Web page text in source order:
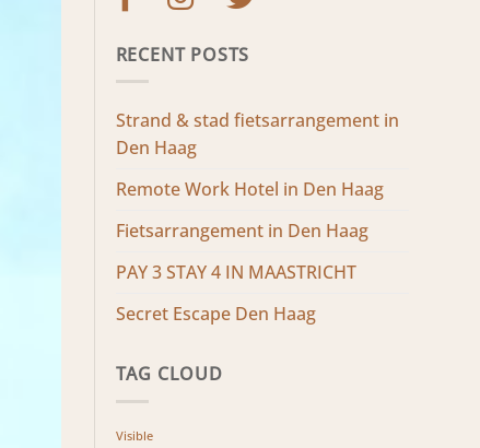
RECENT POSTS
Strand & stad fietsarrangement in
Den Haag
Remote Work Hotel in Den Haag
Fietsarrangement in Den Haag
PAY 3 STAY 4 IN MAASTRICHT
Secret Escape Den Haag
TAG CLOUD
Visible